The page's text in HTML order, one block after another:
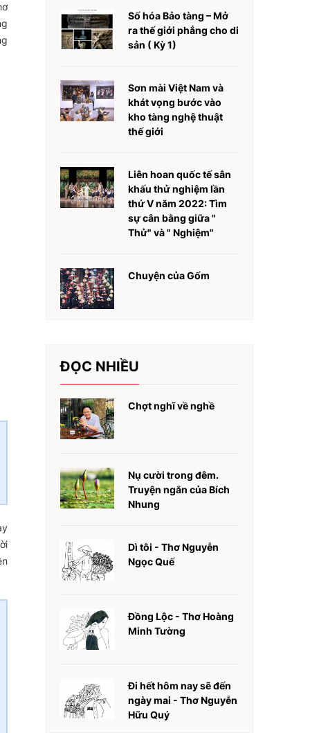
Số hóa Bảo tàng – Mở
ra thế giới phẳng cho di
sản ( Kỳ 1)
Sơn mài Việt Nam và
khát vọng bước vào
kho tàng nghệ thuật
thế giới
Liên hoan quốc tế sân
khấu thử nghiệm lần
thứ V năm 2022: Tìm
sự cân bằng giữa "
Thử" và " Nghiệm"
Chuyện của Gốm
ĐỌC NHIỀU
Chợt nghĩ về nghề
Nụ cười trong đêm.
Truyện ngắn của Bích
Nhung
Dì tôi - Thơ Nguyễn
Ngọc Quế
Đồng Lộc - Thơ Hoàng
Minh Tường
Đi hết hôm nay sẽ đến
ngày mai - Thơ Nguyễn
Hữu Quý